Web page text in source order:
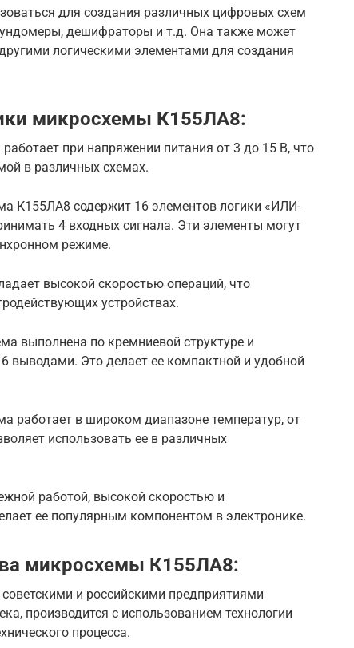
для создания различных цифровых схем
дешифраторы и т.д. Она также может
логическими элементами для создания
микросхемы К155ЛА8:
при напряжении питания от 3 до 15 В, что
в различных схемах.
К155ЛА8 содержит 16 элементов логики «ИЛИ-
4 входных сигнала. Эти элементы могут
режиме.
высокой скоростью операций, что
устройствах.
выполнена по кремниевой структуре и
выводами. Это делает ее компактной и удобной
работает в широком диапазоне температур, от
использовать ее в различных
работой, высокой скоростью и
ее популярным компонентом в электронике.
микросхемы К155ЛА8:
и российскими предприятиями
производится с использованием технологии
процесса.